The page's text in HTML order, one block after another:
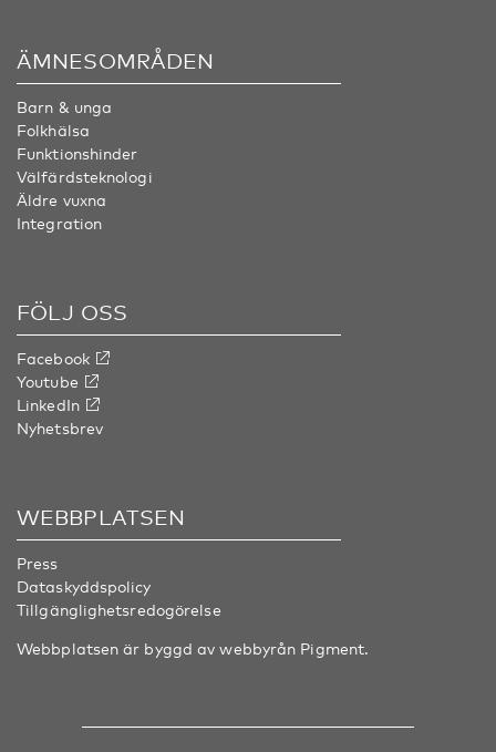
ÄMNESOMRÅDEN
Barn & unga
Folkhälsa
Funktionshinder
Välfärdsteknologi
Äldre vuxna
Integration
FÖLJ OSS
Facebook
Youtube
LinkedIn
Nyhetsbrev
WEBBPLATSEN
Press
Dataskyddspolicy
Tillgänglighetsredogörelse
Webbplatsen är byggd av webbyrån Pigment.